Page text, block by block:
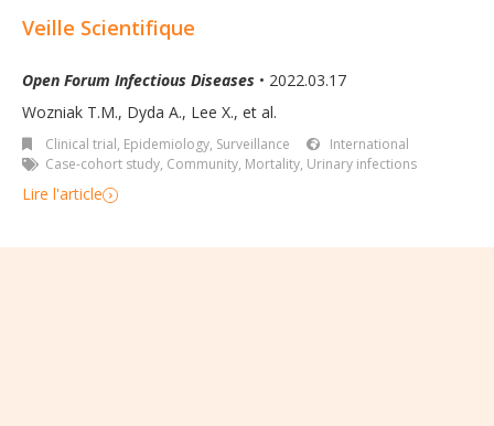
Veille Scientifique
Open Forum Infectious Diseases • 2022.03.17
Wozniak T.M., Dyda A., Lee X., et al.
Clinical trial, Epidemiology, Surveillance
International
Case-cohort study, Community, Mortality, Urinary infections
Lire l'article